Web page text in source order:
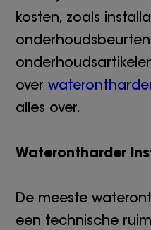
kosten, zoals
over
alles over.
Waterontharder
De meeste
een technische